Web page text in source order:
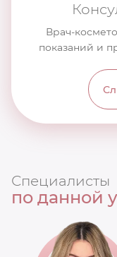
Врач-
показаний и
Специалисты
по данной